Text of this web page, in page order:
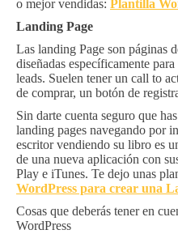
o mejor vendidas: Plantilla
Landing Page
Las landing Page son páginas
diseñadas específicamente
leads. Suelen tener un call to
de comprar, un botón de
Sin darte cuenta seguro que
landing pages navegando por
escritor vendiendo su libro es
de una nueva aplicación con
Play e iTunes. Te dejo unas
WordPress para crear una
Cosas que deberás tener en
WordPress